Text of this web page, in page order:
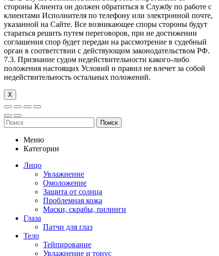
стороны Клиента он должен обратиться в Службу по работе с
клиентами Исполнителя по телефону или электронной почте,
указанной на Сайте. Все возникающее споры стороны будут
стараться решить путем переговоров, при не достижении
соглашения спор будет передан на рассмотрение в судебный
орган в соответствии с действующим законодательством РФ.
7.3. Признание судом недействительности какого-либо
положения настоящих Условий и правил не влечет за собой
недействительность остальных положений.
Х
Поиск
Меню
Категории
Лицо
Увлажнение
Омоложение
Защита от солнца
Проблемная кожа
Маски, скрабы, пилинги
Глаза
Патчи для глаз
Тело
Тейпирование
Увлажнение и тонус